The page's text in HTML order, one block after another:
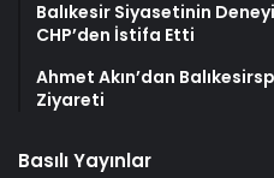
Balıkesir Siyasetinin
CHP’den İstifa Etti
Ahmet Akın’dan
Ziyareti
Basılı Yayınlar